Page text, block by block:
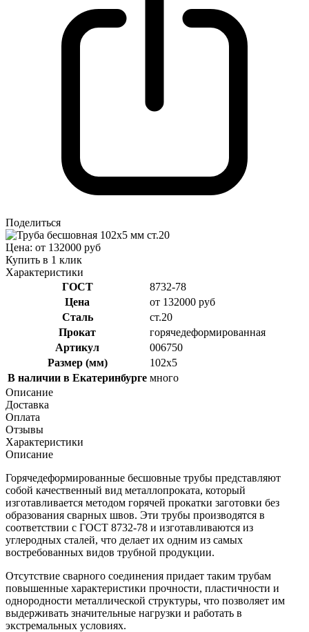
Поделиться
Цена: от 132000 руб
Купить в 1 клик
Характеристики
ГОСТ
8732-78
Цена
от 132000 руб
Сталь
ст.20
Прокат
горячедеформированная
Артикул
006750
Размер (мм)
102x5
В наличии в Екатеринбурге много
Описание
Доставка
Оплата
Отзывы
Характеристики
Описание
Горячедеформированные бесшовные трубы представляют
собой качественный вид металлопроката, который
изготавливается методом горячей прокатки заготовки без
образования сварных швов. Эти трубы производятся в
соответствии с ГОСТ 8732-78 и изготавливаются из
углеродных сталей, что делает их одним из самых
востребованных видов трубной продукции.
Отсутствие сварного соединения придает таким трубам
повышенные характеристики прочности, пластичности и
однородности металлической структуры, что позволяет им
выдерживать значительные нагрузки и работать в
экстремальных условиях.